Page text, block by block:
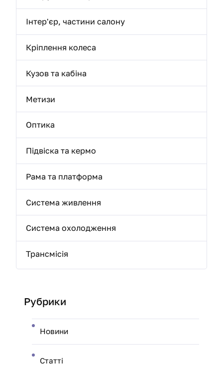
Інтер'єр, частини салону
Кріплення колеса
Кузов та кабіна
Метизи
Оптика
Підвіска та кермо
Рама та платформа
Система живлення
Система охолодження
Трансмісія
Рубрики
Новини
Статті